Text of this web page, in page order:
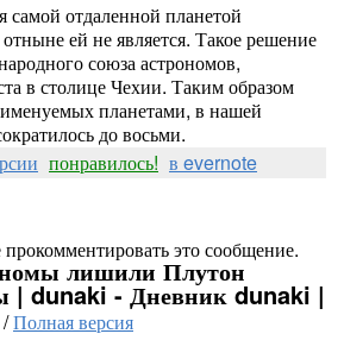
отдаленной планетой
ей не является. Такое решение
союза астрономов,
в столице Чехии. Таким образом
планетами, в нашей
до восьми.
понравилось! в evernote
это сообщение.
лишили Плутон
| dunaki - Дневник dunaki |
/Полная версия